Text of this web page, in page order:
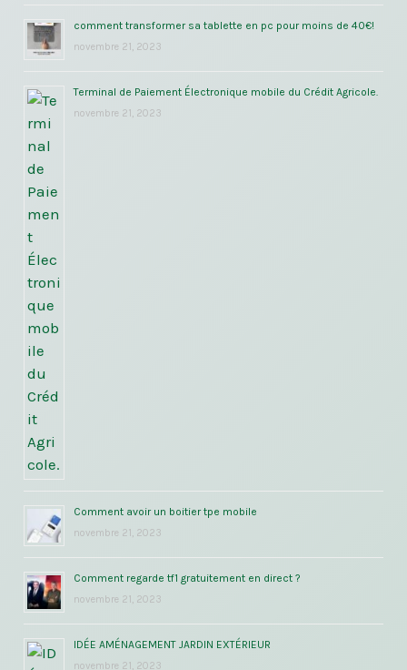
comment transformer sa tablette en pc pour moins de 40€!
novembre 21, 2023
Terminal de Paiement Électronique mobile du Crédit Agricole.
novembre 21, 2023
Comment avoir un boitier tpe mobile
novembre 21, 2023
Comment regarde tf1 gratuitement en direct ?
novembre 21, 2023
IDÉE AMÉNAGEMENT JARDIN EXTÉRIEUR
novembre 21, 2023